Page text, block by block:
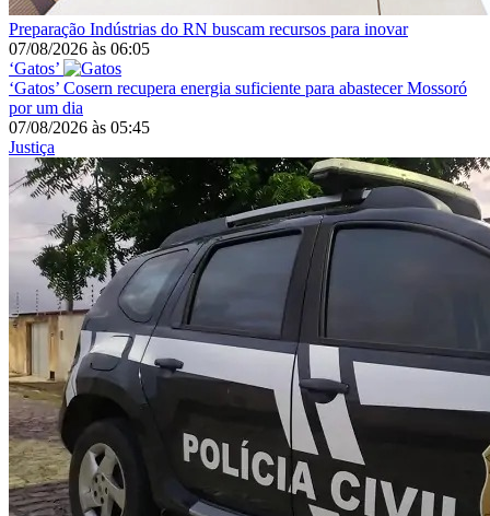
Preparação Indústrias do RN buscam recursos para inovar
07/08/2026 às 06:05
‘Gatos’
‘Gatos’ Cosern recupera energia suficiente para abastecer Mossoró
por um dia
07/08/2026 às 05:45
Justiça